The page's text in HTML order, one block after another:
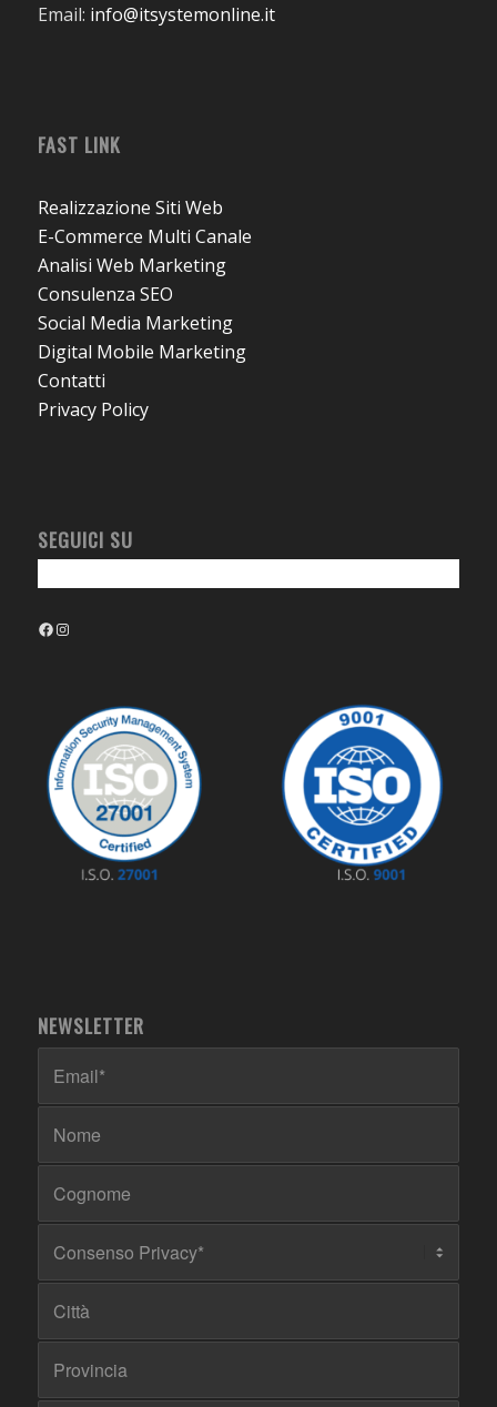
Email: info@itsystemonline.it
FAST LINK
Realizzazione Siti Web
E-Commerce Multi Canale
Analisi Web Marketing
Consulenza SEO
Social Media Marketing
Digital Mobile Marketing
Contatti
Privacy Policy
SEGUICI SU
Facebook
Instagram
NEWSLETTER